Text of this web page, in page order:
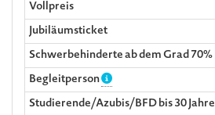
Vollpreis
Jubiläumsticket
Schwerbehinderte ab dem Grad 70%
Begleitperson
Studierende/Azubis/BFD bis 30 Jahre